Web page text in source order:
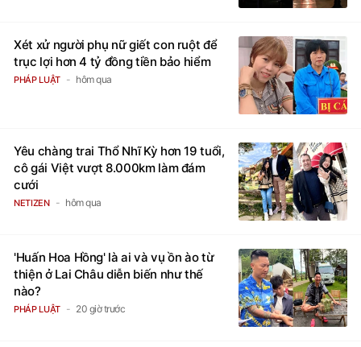
Xét xử người phụ nữ giết con ruột để
trục lợi hơn 4 tỷ đồng tiền bảo hiểm
PHÁP LUẬT hôm qua
Yêu chàng trai Thổ Nhĩ Kỳ hơn 19 tuổi,
cô gái Việt vượt 8.000km làm đám
cưới
NETIZEN hôm qua
'Huấn Hoa Hồng' là ai và vụ ồn ào từ
thiện ở Lai Châu diễn biến như thế
nào?
PHÁP LUẬT 20 giờ trước